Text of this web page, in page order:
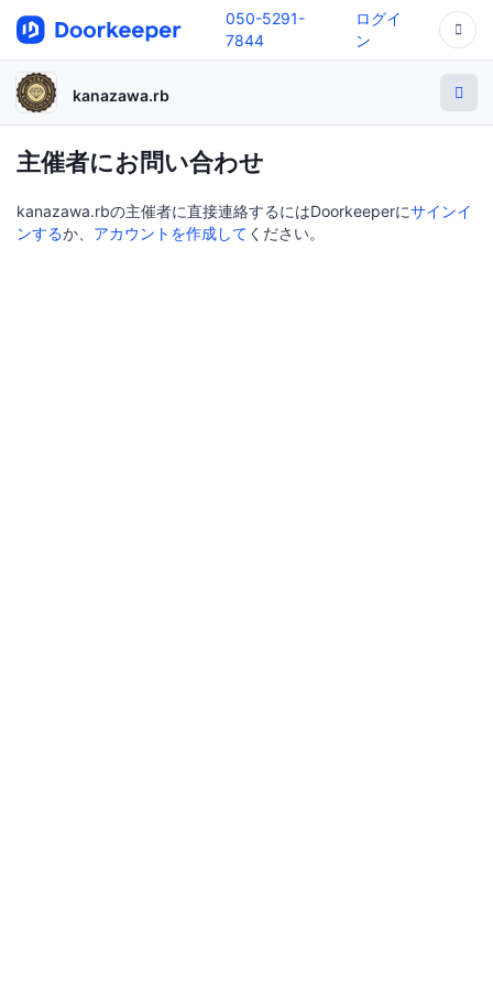
050-5291-
7844
ログイ
ン
kanazawa.rb
主催者にお問い合わせ
kanazawa.rbの主催者に直接連絡するにはDoorkeeperにサインイ
ンするか、 アカウントを作成して ください。